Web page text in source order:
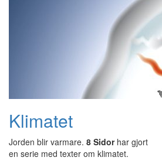
Klimatet
Jorden blir varmare. 8 Sidorhar gjort
en serie med texter om klimatet.